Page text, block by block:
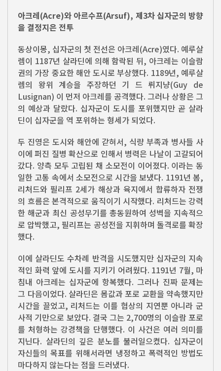
아크레(Acre)와 아르수프(Arsuf), 제3차 십자군의 방향
을 결정지은 전투
동상이몽, 십자군의 첫 전선은 아크레(Acre)였다. 예루살
렘이 1187년 살라딘에 의해 함락된 뒤, 아크레는 이슬람
권의 가장 중요한 해안 도시로 부상했다. 1189년, 예루살
렘의 왕위 계승을 주장하던 기 드 뤼지냥(Guy de
Lusignan) 이 먼저 아크레를 공격했다. 그러나 상황은 그
의 예상과 달랐다. 십자군이 도시를 포위했지만 곧 살라
딘이 십자군을 역 포위하는 형세가 되었다.
두 진영은 도시와 해안에 갇혀서, 식량 부족과 병사들 사
이에 퍼진 질병 확산으로 인해서 병력은 나날이 고갈되어
갔다. 양측 모두 고립된 채 소모전이 이어졌다. 이라는 동
일한 고통 속에서 소모전으로 시간을 보냈다. 1191년 봄,
리처드와 필리프 2세가 해상과 육지에서 합류하자 전쟁
의 흐름은 본격적으로 움직이기 시작했다. 리처드는 강력
한 해군과 최신 공성무기를 총동원하여 성벽을 지속적으
로 압박했고, 필리프는 공성전을 지휘하며 돌격로를 확장
했다.
이에 살라딘도 수차례 반격을 시도했지만 십자군의 지속
적인 화력 앞에 도시를 지키기 어려웠다. 1191년 7월, 마
침내 아크레는 십자군에 항복했다. 그러나 진짜 문제는
그 다음이었다. 살라딘은 몸값과 포로 교환을 약속했지만
시간을 끌었고, 리처드는 이를 협상의 지연뿐 아니라 군
사적 기만으로 보았다. 결국 그는 2,700명의 이슬람 포로
를 처형하는 강경책을 단행했다. 이 사건은 여러 의미를
지닌다. 살라딘의 깊은 분노를 불러일으켰다. 십자군이
자신들의 목표를 위해서라면 냉정하고 폭력적인 방법도
마다하지 않는다는 점을 드러냈다.